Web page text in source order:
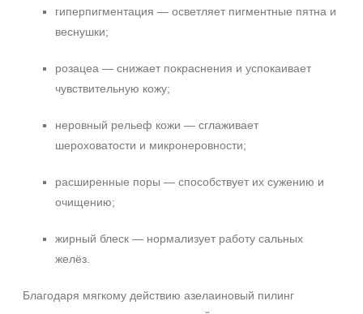
гиперпигментация — осветляет пигментные пятна и
веснушки;
розацеа — снижает покраснения и успокаивает
чувствительную кожу;
неровный рельеф кожи — сглаживает
шероховатости и микронеровности;
расширенные поры — способствует их сужению и
очищению;
жирный блеск — нормализует работу сальных
желёз.
Благодаря мягкому действию азелаиновый пилинг